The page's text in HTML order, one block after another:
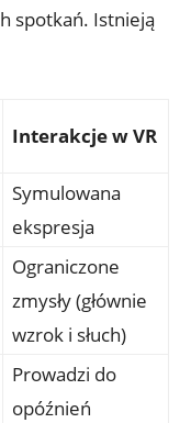
spotkań. Istnieją
Interakcje w VR
Symulowana
⁢ekspresja
Ograniczone‍
zmysły‌ (głównie⁤
wzrok i‍ słuch)
Prowadzi do
⁤opóźnień